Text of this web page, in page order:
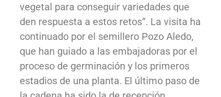
vegetal para conseguir variedades que
den respuesta a estos retos”. La visita ha
continuado por el semillero Pozo Aledo,
que han guiado a las embajadoras por el
proceso de germinación y los primeros
estadios de una planta. El último paso de